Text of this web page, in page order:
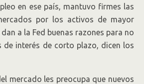
en ese país, mantuvo firmes las
por los activos de mayor
a la Fed buenas razones para no
de interés de corto plazo, dicen los
mercado les preocupa que nuevos